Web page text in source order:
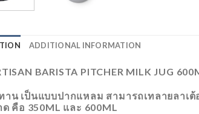
ADDITIONAL INFORMATION
BARISTA PITCHER MILK JUG
าน เป็นแบบปากแหลม สามารถเทลายลาเ
คือ 350ML และ 600ML